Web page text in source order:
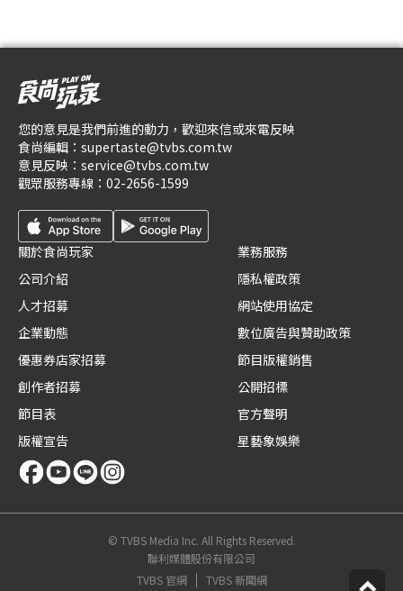
您的意見是我們前進的動力，歡迎來信或來電反映
食尚編輯： supertaste@tvbs.com.tw
意見反映： service@tvbs.com.tw
觀眾服務專線： 02-2656-1599
關於食尚玩家
公司介紹
人才招募
企業動態
優惠券店家招募
創作者招募
節目表
版權宣告
業務服務
隱私權政策
網站使用協定
數位廣告與贊助政策
節目版權銷售
公開招標
官方聲明
星藝象娛樂
© TVBS Media Inc. All Rights Reserved.
聯利媒體股份有限公司
TVBS 官網
TVBS 新聞網